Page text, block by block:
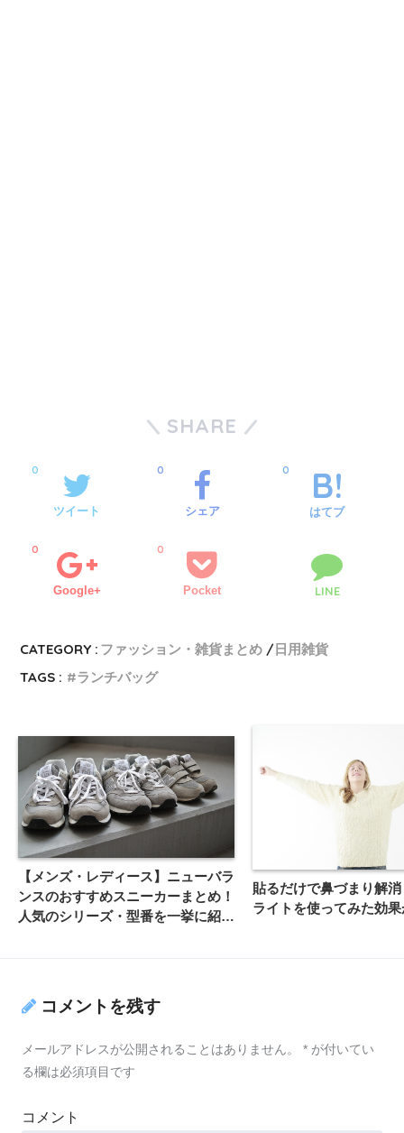
SHARE
ツイート
0
シェア
0
はてブ
0
Google+
0
Pocket
0
LINE
CATEGORY : ファッション・雑貨まとめ
日用雑貨
TAGS :
ランチバッグ
【メンズ・レディース】ニューバラ
ンスのおすすめスニーカーまとめ！
人気のシリーズ・型番を一挙に紹
貼るだけで鼻づまり解
ライトを使ってみた効
コメントを残す
メールアドレスが公開されることはありません。 * が付いてい
る欄は必須項目です
コメント